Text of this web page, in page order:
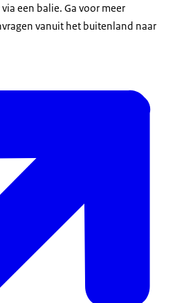
een balie. Ga voor meer
vanuit het buitenland naar